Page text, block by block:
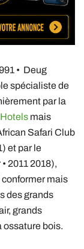
• Deug
spécialiste de
par la
mais
Safari Club
et par le
2011 2018),
mais
des grands
grands
ossature bois.